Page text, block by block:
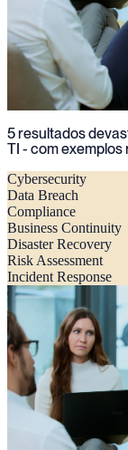
5 resultados
TI - com exemplos
Cybersecurity
Data Breach
Compliance
Business Continuity
Disaster Recovery
Risk Assessment
Incident Response